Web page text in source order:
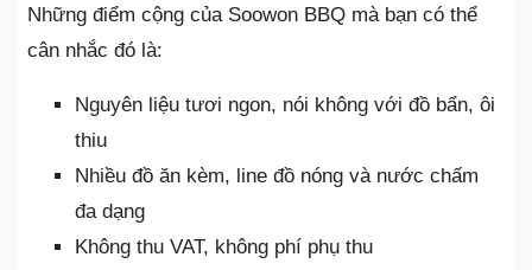
Những điểm cộng của Soowon BBQ mà bạn có thể
cân nhắc đó là:
Nguyên liệu tươi ngon, nói không với đồ bẩn, ôi
thiu
Nhiều đồ ăn kèm, line đồ nóng và nước chấm
đa dạng
Không thu VAT, không phí phụ thu